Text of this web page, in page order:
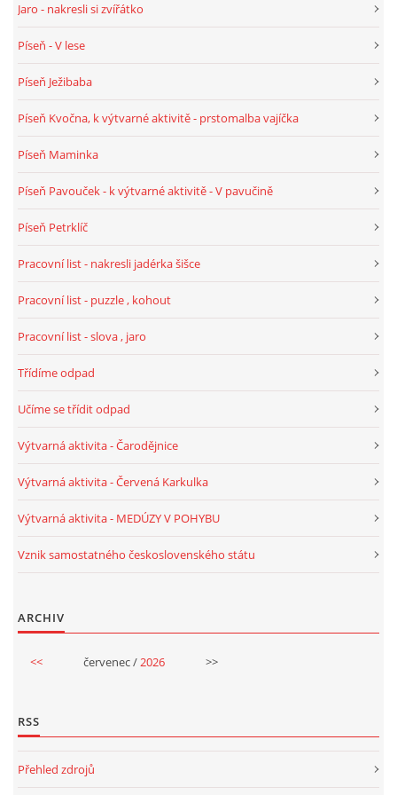
HÁDANKY K TÉMATU JARO, LÉTO, PODZIM,ZIMA
BÁSNĚ K TÉMATU JARO
PÍSNĚ K TÉMATU LÉTO
POHYBOVÉ AKTIVITY NA TÉMA LÉTO
BÁSNĚ K TÉMATU PODZIM
Jaro - nakresli si zvířátko
Píseň - V lese
Píseň Ježibaba
Píseň Kvočna, k výtvarné aktivitě - prstomalba vajíčka
Píseň Maminka
Píseň Pavouček - k výtvarné aktivitě - V pavučině
Píseň Petrklíč
Pracovní list - nakresli jadérka šišce
Pracovní list - puzzle , kohout
Pracovní list - slova , jaro
Třídíme odpad
Učíme se třídit odpad
Výtvarná aktivita - Čarodějnice
Výtvarná aktivita - Červená Karkulka
Výtvarná aktivita - MEDÚZY V POHYBU
Vznik samostatného československého státu
ARCHIV
<< červenec /2026 >>
RSS
Přehled zdrojů